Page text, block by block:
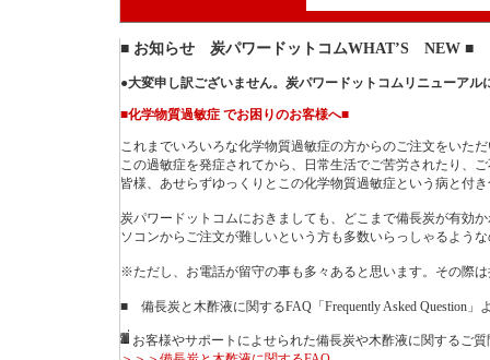
■ お知らせ 炭パワードットコムWHAT’S NEW ■
●大変申し訳ございません。炭パワードットコムリニューア
■化学物質過敏症 でお困りのお客様へ■
これまでいろいろな化学物質過敏症の方からのご注文をいた
この過敏症を発症されてから、日常生活でご苦労されたり、
皆様、あせらずゆっくりとこの化学物質過敏症という病と付
炭パワードットコムにおきましても、どこまで備長炭が有効
ソコンからご注文が難しいという方も多数いらっしゃるよう
※ただし、お電話が留守の事も多々あると思います。その際
■ 備長炭と木酢液に関するFAQ「Frequently Asked Question」
お客様やサポートによせられた備長炭や木酢液に関するご